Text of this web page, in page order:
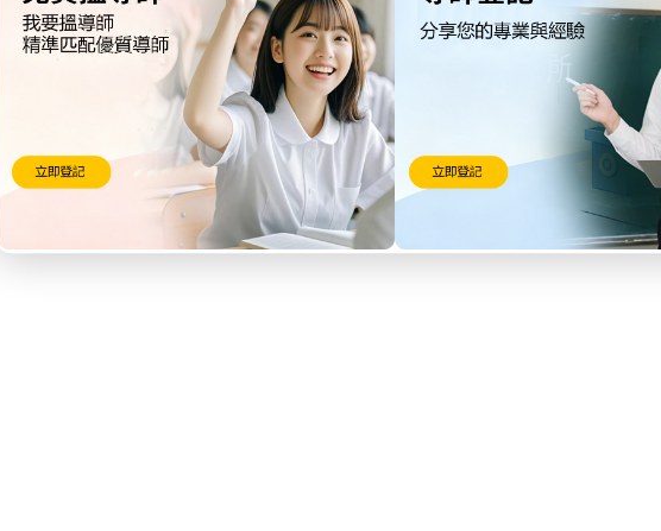
App 查閱最新車程時間及路線圖。
補習地點地圖
尾的街道與附近教學地點：